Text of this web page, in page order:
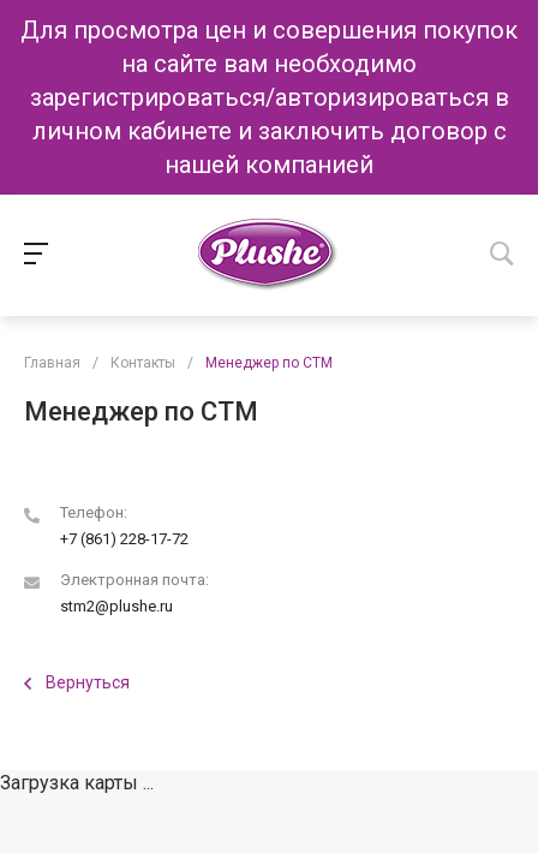
Для просмотра цен и совершения покупок
на сайте вам необходимо
зарегистрироваться/авторизироваться в
личном кабинете и заключить договор с
нашей компанией
Главная / Контакты / Менеджер по СТМ
Менеджер по СТМ
Телефон:
+7 (861) 228-17-72
Электронная почта:
stm2@plushe.ru
Вернуться
Загрузка карты ...